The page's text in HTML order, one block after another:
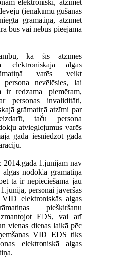
elektroniski, atzīmēt
(ienākumu gūšanas
grāmatiņa, atzīmēt
būs vai nebūs pieejama
ka šīs atzīmes
elektroniskajā algas
varēs veikt
nevēlēsies, lai
ir redzama, piemēram,
personas invaliditāti,
grāmatiņā atzīmi par
taču persona
atvieglojumus varēs
gadā iesniedzot gada
2014.gada 1.jūnijam nav
nodokļa grāmatiņa
tā ir nepieciešama jau
personai jāvēršas
VID elektroniskās algas
piešķiršanu
EDS, vai arī
vienas dienas laikā pēc
VID EDS tiks
elektroniskā algas